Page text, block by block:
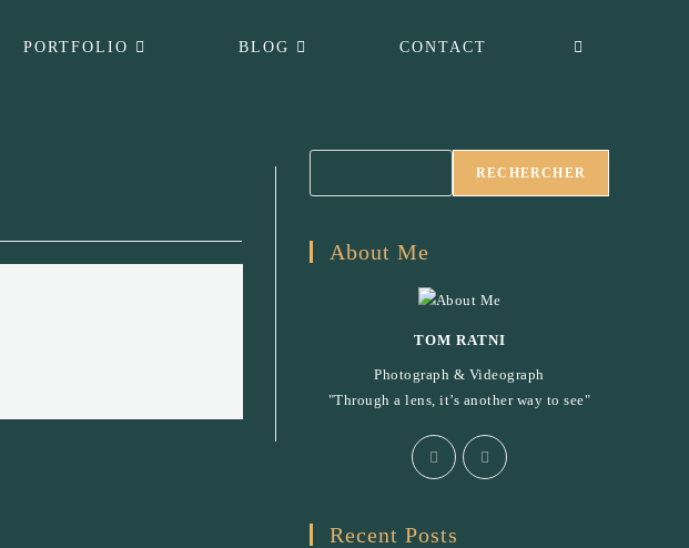
PORTFOLIO BLOG CONTACT
RECHERCHER
About Me
TOM RATNI
Photograph & Videograph
"Through a lens, it’s another way to see"
Recent Posts